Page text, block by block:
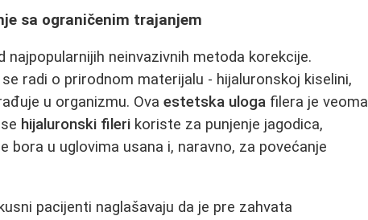
sa ograničenim trajanjem
neinvazivnih metoda korekcije.
radi o prirodnom materijalu - hijaluronskoj kiselini,
u organizmu. Ovaestetska uloga filera je veoma
hijaluronski fileri koriste za punjenje jagodica,
bora u uglovima usana i, naravno, za povećanje
pacijenti naglašavaju da je pre zahvata